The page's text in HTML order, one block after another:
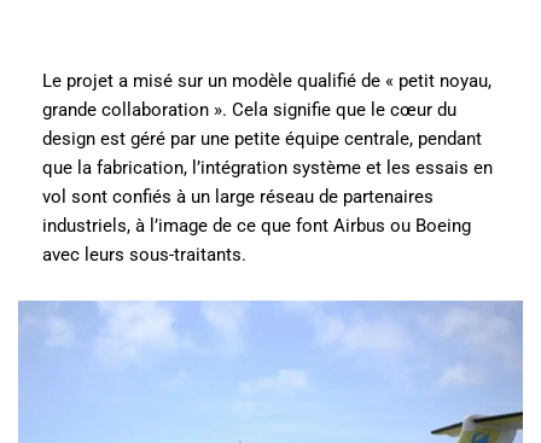
Le projet a misé sur un modèle qualifié de « petit noyau,
grande collaboration ». Cela signifie que le cœur du
design est géré par une petite équipe centrale, pendant
que la fabrication, l’intégration système et les essais en
vol sont confiés à un large réseau de partenaires
industriels, à l’image de ce que font Airbus ou Boeing
avec leurs sous-traitants.